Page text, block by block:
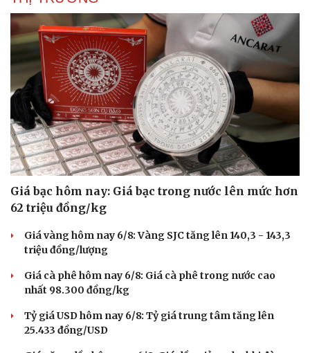
Giá bạc hôm nay: Giá bạc trong nước lên mức hơn
62 triệu đồng/kg
Giá vàng hôm nay 6/8: Vàng SJC tăng lên 140,3 - 143,3
triệu đồng/lượng
Giá cà phê hôm nay 6/8: Giá cà phê trong nước cao
nhất 98.300 đồng/kg
Tỷ giá USD hôm nay 6/8: Tỷ giá trung tâm tăng lên
25.433 đồng/USD